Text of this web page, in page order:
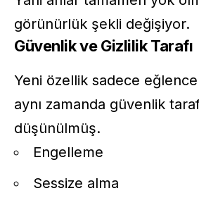
görünürlük şekli değişiyor.
Güvenlik ve Gizlilik Tarafı
Yeni özellik sadece
aynı zamanda güvenlik
düşünülmüş.
Engelleme
Sessize alma